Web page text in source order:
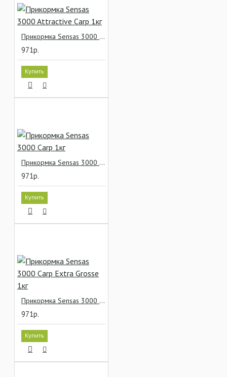
Прикормка Sensas 3000 Attractive Carp 1кг
971р.
Купить
Прикормка Sensas 3000 Carp 1кг
971р.
Купить
Прикормка Sensas 3000 Carp Extra Grosse 1кг
971р.
Купить